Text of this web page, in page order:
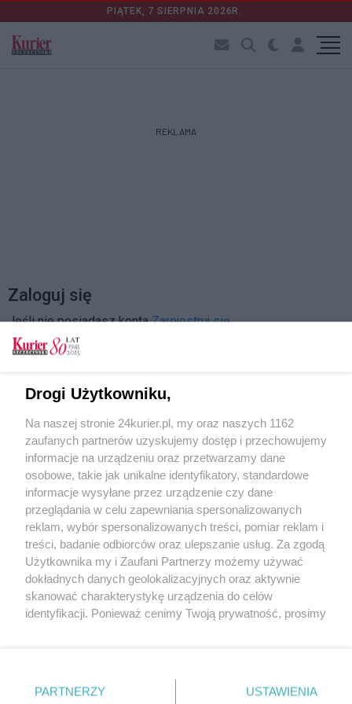
PIĄTEK, 7 SIERPNIA 2026R.
REKLAMA
Zaloguj się
Jeśli nie posiadasz kontaZarejestruj się
Zapamiętać?
Zaloguj
Zapomniałem hasła
Copyright © 2022 Kurier Szczeciński sp. z o.o.
Drogi Użytkowniku,
Na naszej stronie 24kurier.pl, my oraz naszych 1162
zaufanych partnerów uzyskujemy dostęp i przechowujemy
informacje na urządzeniu oraz przetwarzamy dane
osobowe, takie jak unikalne identyfikatory, standardowe
informacje wysyłane przez urządzenie czy dane
przeglądania w celu zapewniania spersonalizowanych
reklam, wybór spersonalizowanych treści, pomiar reklam i
treści, badanie odbiorców oraz ulepszanie usług. Za zgodą
Użytkownika my i Zaufani Partnerzy możemy używać
dokładnych danych geolokalizacyjnych oraz aktywnie
skanować charakterystykę urządzenia do celów
identyfikacji. Ponieważ cenimy Twoją prywatność, prosimy
prywatności znajdujący się w lewym dolnym rogu strony
. Niektóre rodzaje przetwarzania danych nie wymagają
PARTNERZY USTAWIENIA